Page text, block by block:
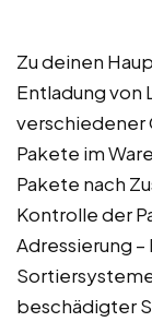
Zu deinen
Entladung von
verschiedener
Pakete im
Pakete nach
Kontrolle der
Adressierung
beschädigter